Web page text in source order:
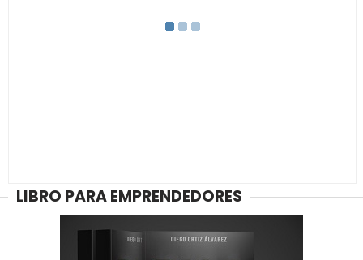
LIBRO PARA EMPRENDEDORES